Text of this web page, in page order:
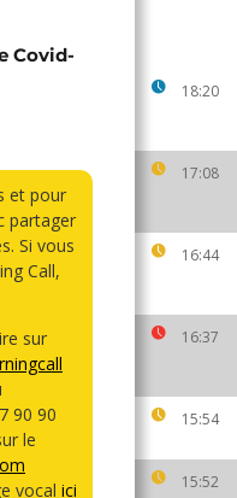
18:20
17:08
16:44
16:37
15:54
15:52
Covid-
et pour
partager
Si vous
Call,
sur
90 90
le
vocal ici